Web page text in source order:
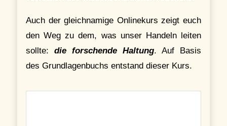
Auch der gleichnamige Onlinekurs zeigt euch
den Weg zu dem, was unser Handeln leiten
sollte: die forschende Haltung. Auf Basis
des Grundlagenbuchs entstand dieser Kurs.